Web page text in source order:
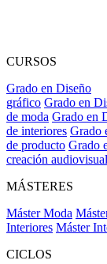
CURSOS
Grado en Diseño
gráfico Grado en
de moda Grado en
de interiores Grado
de producto Grado
creación audiovisual
MÁSTERES
Máster Moda
Interiores Máster
CICLOS